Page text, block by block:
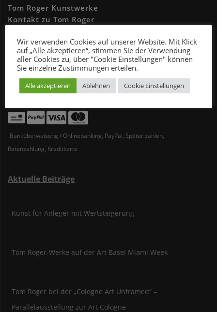
Tom Roger Kunstwerke
Kontakt zu Tom Roger
Kunstwerke Auftragsarbeit
Instagram
Facebook
YouTube
Banküberweisung / Onlinebanking, PayPal, Später zahlen,
Ratenzahlung, Kreditkarte
Aktuelle Beiträge
Kunst für Anleger mit Wertsteigerung
Tom Roger-Werke auf der Art Basel Miami Week
Tom Roger bei der „Cologne Art Unframed“ –
Parallelausstellung zur Art Cologne
Wir verwenden Cookies auf unserer Website. Mit Klick
auf „Alle akzeptieren“, stimmen Sie der Verwendung
aller Cookies zu, über "Cookie Einstellungen" können
Sie einzelne Zustimmungen erteilen.
Alle akzeptieren Ablehnen Cookie Einstellungen